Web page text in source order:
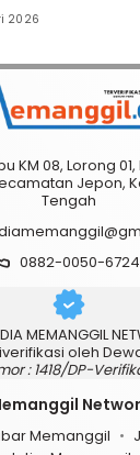
2026
KM 08, Lorong 01,
Jepon,
Tengah
0882-0050-
MEMANGGIL
oleh
: 1418/DP-
Memanggil